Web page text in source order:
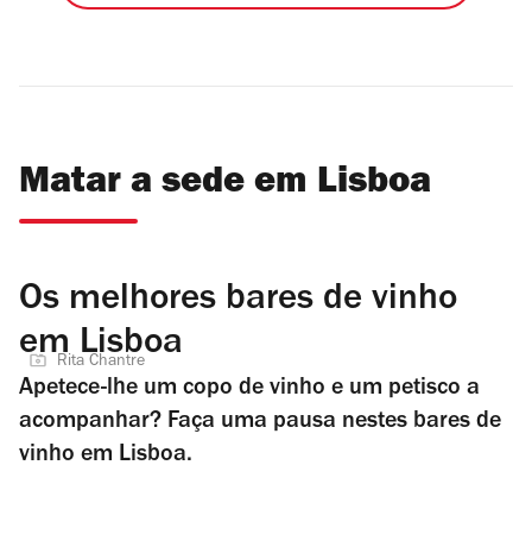
Matar a sede em Lisboa
Os melhores bares de vinho
em Lisboa
Rita Chantre
Apetece-lhe um copo de vinho e um petisco a
acompanhar? Faça uma pausa nestes bares de
vinho em Lisboa.